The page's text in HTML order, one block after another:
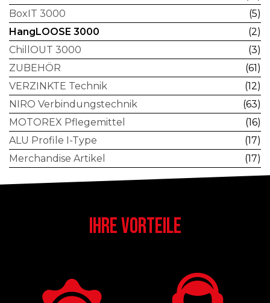
BoxIT 3000
(5)
HangLOOSE 3000
(2)
ChillOUT 3000
(3)
ZUBEHÖR
(61)
VERZINKTE Technik
(12)
NIRO Verbindungstechnik
(63)
MOTOREX Pflegemittel
(16)
ALU Profile I-Type
(17)
Merchandise Artikel
(17)
IHRE VORTEILE